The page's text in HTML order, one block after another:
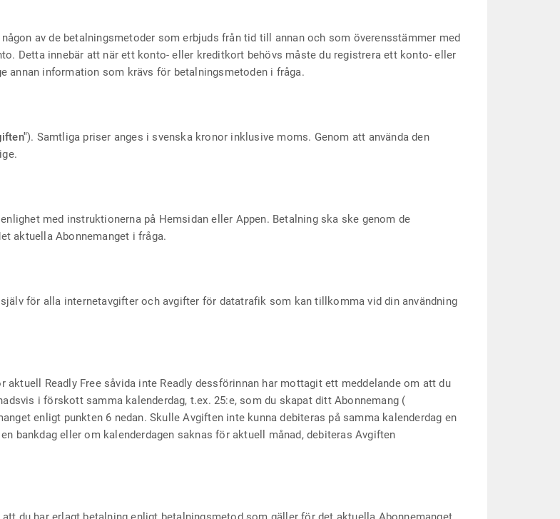
av de betalningsmetoder som erbjuds från tid till annan och som överensstämmer med
Detta innebär att när ett konto- eller kreditkort behövs måste du registrera ett konto- eller
annan information som krävs för betalningsmetoden i fråga.
). Samtliga priser anges i svenska kronor inklusive moms. Genom att använda den
med instruktionerna på Hemsidan eller Appen. Betalning ska ske genom de
aktuella Abonnemanget i fråga.
för alla internetavgifter och avgifter för datatrafik som kan tillkomma vid din användning
Readly Free såvida inte Readly dessförinnan har mottagit ett meddelande om att du
i förskott samma kalenderdag, t.ex. 25:e, som du skapat ditt Abonnemang (
enligt punkten 6 nedan. Skulle Avgiften inte kunna debiteras på samma kalenderdag en
bankdag eller om kalenderdagen saknas för aktuell månad, debiteras Avgiften